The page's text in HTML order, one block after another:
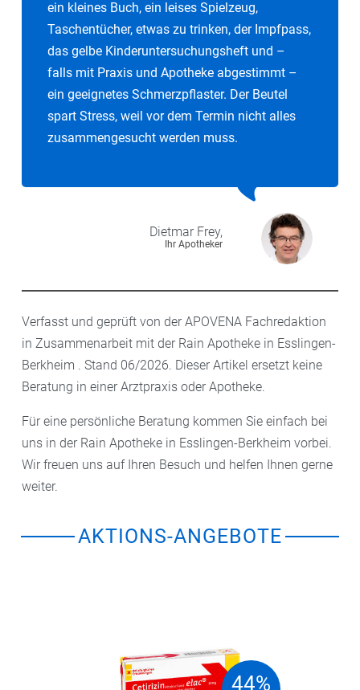
ein kleines Buch, ein leises Spielzeug,
Taschentücher, etwas zu trinken, der Impfpass,
das gelbe Kinderuntersuchungsheft und –
falls mit Praxis und Apotheke abgestimmt –
ein geeignetes Schmerzpflaster. Der Beutel
spart Stress, weil vor dem Termin nicht alles
zusammengesucht werden muss.
Dietmar Frey,
Ihr Apotheker
Verfasst und geprüft von der APOVENA Fachredaktion
in Zusammenarbeit mit der Rain Apotheke in Esslingen-
Berkheim . Stand 06/2026. Dieser Artikel ersetzt keine
Beratung in einer Arztpraxis oder Apotheke.
Für eine persönliche Beratung kommen Sie einfach bei
uns in der Rain Apotheke in Esslingen-Berkheim vorbei.
Wir freuen uns auf Ihren Besuch und helfen Ihnen gerne
weiter.
AKTIONS-ANGEBOTE
44%